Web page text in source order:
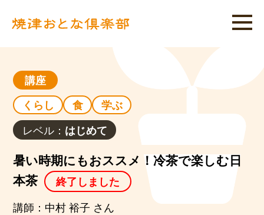
講座
くらし
食
学ぶ
レベル： はじめて
暑い時期にもおススメ！冷茶で楽しむ日
本茶
終了しました
講師：中村 裕子 さん